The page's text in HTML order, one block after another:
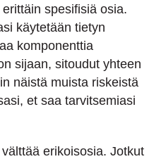
spesifisiä osia.
käytetään tietyn
komponenttia
sijaan, sitoudut yhteen
näistä muista riskeistä
et saa tarvitsemiasi
erikoisosia. Jotkut